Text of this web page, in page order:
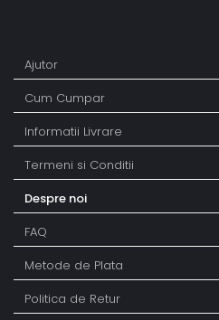
Ajutor
Cum Cumpar
Informatii Livrare
Termeni si Conditii
Despre noi
FAQ
Metode de Plata
Politica de Retur